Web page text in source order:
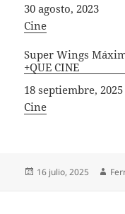
Fecha
30 agosto, 2023
In relation to
Cine
Super Wings
+QUE CINE
Fecha
18 septiembre, 2025
In relation to
Cine
Publicado
16 julio, 2025